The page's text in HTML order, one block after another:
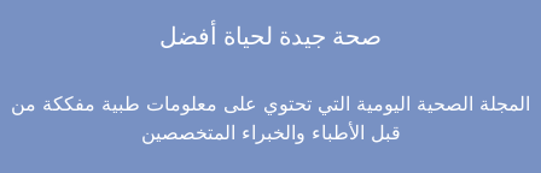
صحة جيدة لحياة أفضل
المجلة الصحية اليومية التي تحتوي على معلومات طبية مفككة من
قبل الأطباء والخبراء المتخصصين